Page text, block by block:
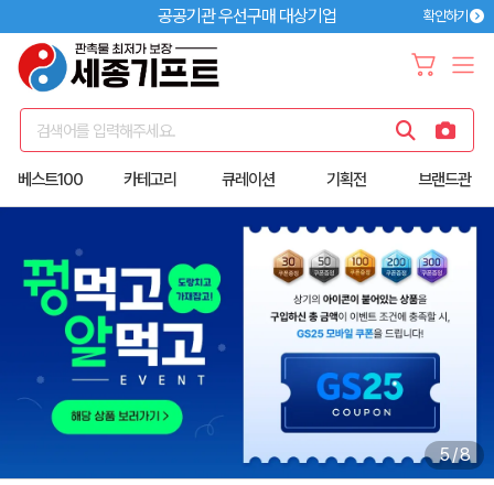
공공기관 우선구매 대상기업 확인하기
검색어를 입력해주세요.
베스트100 카테고리 큐레이션 기획전 브랜드관
6/8